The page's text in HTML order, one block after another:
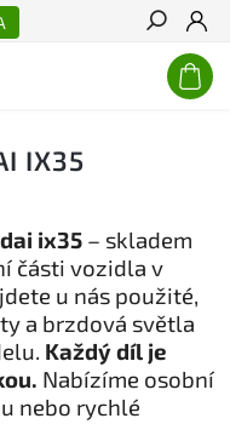
Hledat
IX35
ix35 – skladem
části vozidla v
u nás použité,
a brzdová světla
Každý díl je
Nabízíme osobní
nebo rychlé